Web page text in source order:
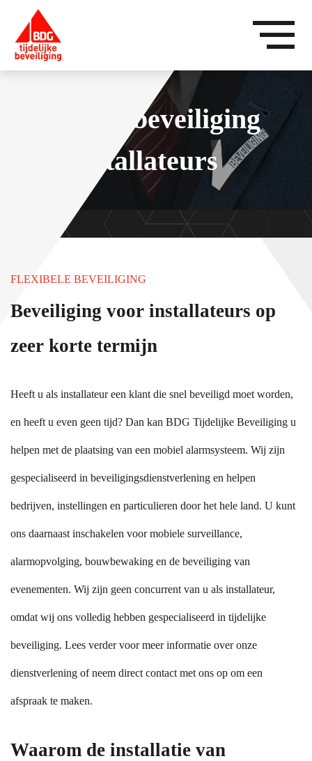
Tijdelijke beveiliging
voor installateurs
FLEXIBELE BEVEILIGING
Beveiliging voor installateurs op
zeer korte termijn
Heeft u als installateur een klant die snel beveiligd moet worden,
en heeft u even geen tijd? Dan kan BDG Tijdelijke Beveiliging u
helpen met de plaatsing van een mobiel alarmsysteem. Wij zijn
gespecialiseerd in beveiligingsdienstverlening en helpen
bedrijven, instellingen en particulieren door het hele land. U kunt
ons daarnaast inschakelen voor mobiele surveillance,
alarmopvolging, bouwbewaking en de beveiliging van
evenementen. Wij zijn geen concurrent van u als installateur,
omdat wij ons volledig hebben gespecialiseerd in tijdelijke
beveiliging. Lees verder voor meer informatie over onze
dienstverlening of neem direct contact met ons op om een
afspraak te maken.
Waarom de installatie van